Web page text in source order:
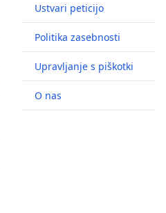
Ustvari peticijo
Politika zasebnosti
Upravljanje s piškotki
O nas